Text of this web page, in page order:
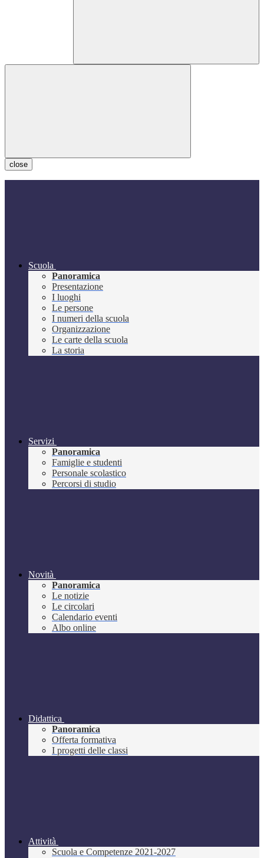
close
Scuola
Panoramica
Presentazione
I luoghi
Le persone
I numeri della scuola
Organizzazione
Le carte della scuola
La storia
Servizi
Panoramica
Famiglie e studenti
Personale scolastico
Percorsi di studio
Novità
Panoramica
Le notizie
Le circolari
Calendario eventi
Albo online
Didattica
Panoramica
Offerta formativa
I progetti delle classi
Attività
Scuola e Competenze 2021-2027